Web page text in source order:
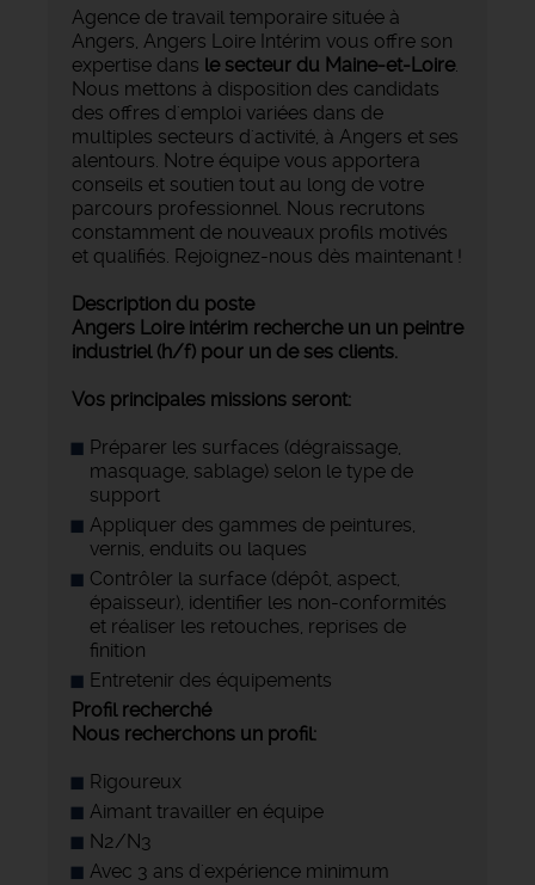
Agence de travail temporaire située à
Angers, Angers Loire Intérim vous offre son
expertise dans le secteur du Maine-et-Loire.
Nous mettons à disposition des candidats
des offres d'emploi variées dans de
multiples secteurs d'activité, à Angers et ses
alentours. Notre équipe vous apportera
conseils et soutien tout au long de votre
parcours professionnel. Nous recrutons
constamment de nouveaux profils motivés
et qualifiés. Rejoignez-nous dès maintenant !
Description du poste
Angers Loire intérim recherche un un peintre
industriel (h/f) pour un de ses clients.
Vos principales missions seront:
Préparer les surfaces (dégraissage,
masquage, sablage) selon le type de
support
Appliquer des gammes de peintures,
vernis, enduits ou laques
Contrôler la surface (dépôt, aspect,
épaisseur), identifier les non-conformités
et réaliser les retouches, reprises de
finition
Entretenir des équipements
Profil recherché
Nous recherchons un profil:
Rigoureux
Aimant travailler en équipe
N2/N3
Avec 3 ans d'expérience minimum